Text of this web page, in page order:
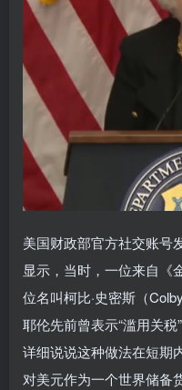
美国财政部官方社交账号
显示，当时，一位来自《
位名叫柯比·史密斯（
耶伦先前曾表示“滥用关
详细说说这种做法在短期
对美元作为一个世界储备